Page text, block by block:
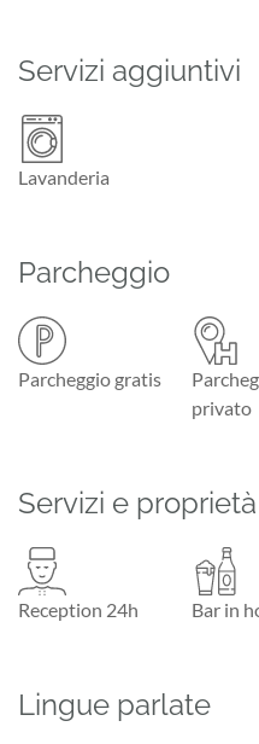
Servizi aggiuntivi
Lavanderia
Parcheggio
Parcheggio gratis
privato
Servizi e proprietà
Reception 24h Bar in
Lingue parlate